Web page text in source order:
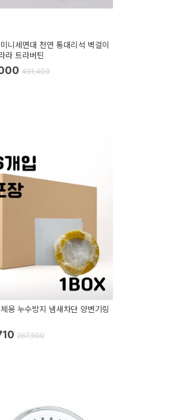
니세면대 천연 통대리석 벽걸이
라 트라버틴
491,400
용 누수방지 냄새차단 양변기링
267,500